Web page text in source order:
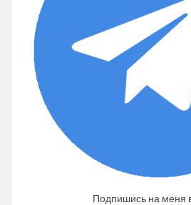
Подпишись на меня